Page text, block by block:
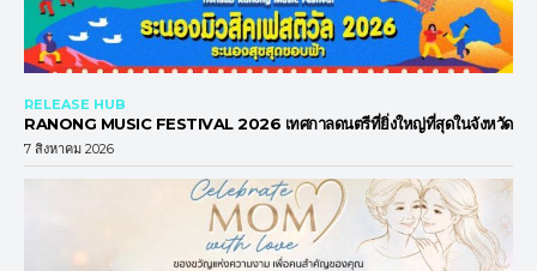
RELEASE HUB
RANONG MUSIC FESTIVAL 2026 เทศกาลดนตรีที่ยิ่งใหญ่ที่สุดในจังหวัด
7 สิงหาคม 2026